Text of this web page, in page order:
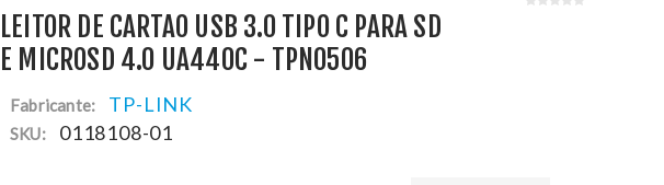
LEITOR DE CARTAO USB 3.0 TIPO C PARA SD
E MICROSD 4.0 UA440C - TPN0506
Fabricante: TP-LINK
SKU: 0118108-01